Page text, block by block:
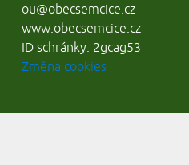
ou@obecsemcice.cz
www.obecsemcice.cz
ID schránky: 2gcag53
Změna cookies